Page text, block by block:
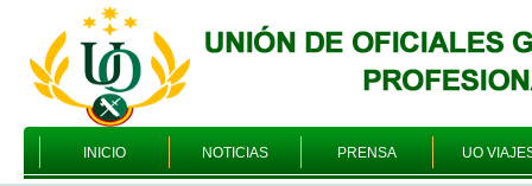
INICIO NOTICIAS PRENSA UO